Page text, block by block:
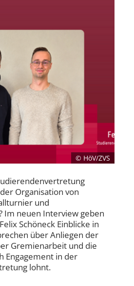
© HöV/ZVS
Organisation von
und
Im neuen Interview geben
Schöneck Einblicke in
über Anliegen der
Gremienarbeit und die
Engagement in der
lohnt.